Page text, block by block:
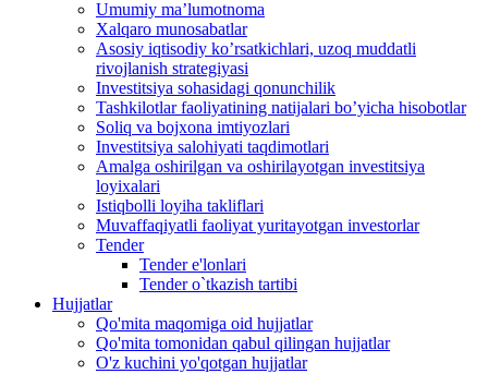
Umumiy maʼlumotnoma
Xalqaro munosabatlar
Аsosiy iqtisodiy koʼrsatkichlari, uzoq muddatli
rivojlanish strategiyasi
Investitsiya sohasidagi qonunchilik
Tashkilotlar faoliyatining natijalari boʼyicha hisobotlar
Soliq va bojxona imtiyozlari
Investitsiya salohiyati taqdimotlari
Аmalga oshirilgan va oshirilayotgan investitsiya
loyixalari
Istiqbolli loyiha takliflari
Muvaffaqiyatli faoliyat yuritayotgan investorlar
Tender
Tender e'lonlari
Tender o`tkazish tartibi
Hujjatlar
Qo'mita maqomiga oid hujjatlar
Qo'mita tomonidan qabul qilingan hujjatlar
O'z kuchini yo'qotgan hujjatlar